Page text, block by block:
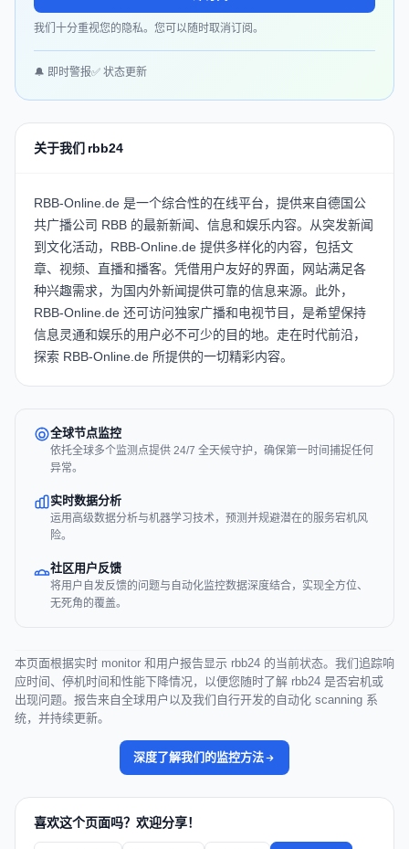
我们十分重视您的隐私。您可以随时取消订阅。
🔔 即时警报✅ 状态更新
关于我们 rbb24
RBB-Online.de 是一个综合性的在线平台，提供来自德国公
共广播公司 RBB 的最新新闻、信息和娱乐内容。从突发新闻
到文化活动，RBB-Online.de 提供多样化的内容，包括文
章、视频、直播和播客。凭借用户友好的界面，网站满足各
种兴趣需求，为国内外新闻提供可靠的信息来源。此外，
RBB-Online.de 还可访问独家广播和电视节目，是希望保持
信息灵通和娱乐的用户必不可少的目的地。走在时代前沿，
探索 RBB-Online.de 所提供的一切精彩内容。
全球节点监控
依托全球多个监测点提供 24/7 全天候守护，确保第一时间捕捉任何
异常。
实时数据分析
运用高级数据分析与机器学习技术，预测并规避潜在的服务宕机风
险。
社区用户反馈
将用户自发反馈的问题与自动化监控数据深度结合，实现全方位、
无死角的覆盖。
本页面根据实时 monitor 和用户报告显示 rbb24 的当前状态。我们追踪响
应时间、停机时间和性能下降情况，以便您随时了解 rbb24 是否宕机或
出现问题。报告来自全球用户以及我们自行开发的自动化 scanning 系
统，并持续更新。
深度了解我们的监控方法
喜欢这个页面吗？欢迎分享！